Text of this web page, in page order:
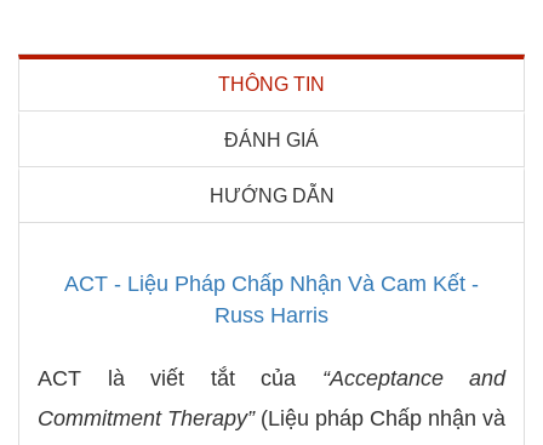
THÔNG TIN
ĐÁNH GIÁ
HƯỚNG DẪN
ACT - Liệu Pháp Chấp Nhận Và Cam Kết -
Russ Harris
ACT là viết tắt của “Acceptance and
Commitment Therapy”(Liệu pháp Chấp nhận và